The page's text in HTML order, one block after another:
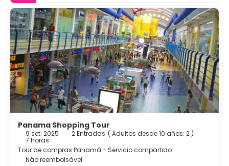
Panama Shopping Tour
9 set. 2025 2 Entradas ( Adultos desde 10 años: 2 )
7 horas
Tour de compras Panamá - Servicio compartido
Não reembolsável